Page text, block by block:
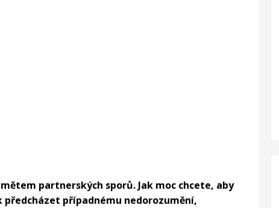
partnerských sporů. Jak moc chcete, aby
případnému nedorozumění,